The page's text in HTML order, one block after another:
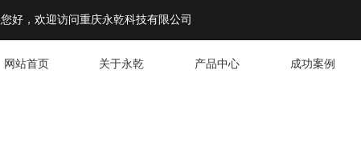
网站首页 关于永乾 产品中心 成功案例
您好，欢迎访问重庆永乾科技有限公司